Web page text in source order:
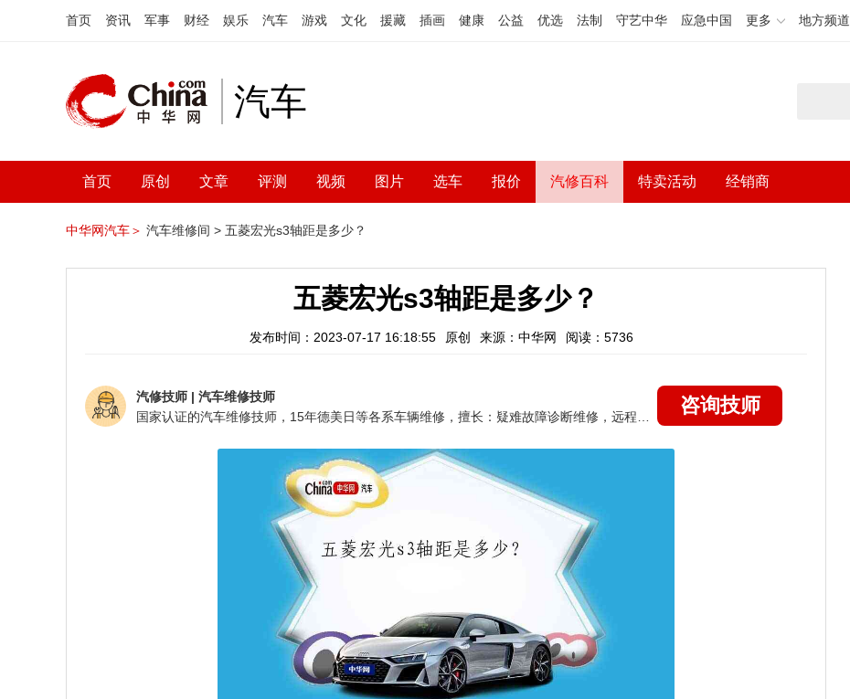
首页 资讯 军事 财经 娱乐 汽车 游戏 文化 援藏 插画 健康 公益 优选 法制 守艺中华 应急中国 更多 地方频道
汽车
首页 原创 文章 评测 视频 图片 选车 报价 汽修百科 特卖活动 经销商
中华网汽车＞ 汽车维修间 > 五菱宏光s3轴距是多少？
五菱宏光s3轴距是多少？
发布时间：2023-07-17 16:18:55 原创 来源：中华网 阅读：5736
汽修技师 | 汽车维修技师
咨询技师